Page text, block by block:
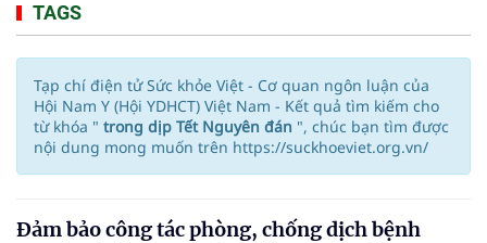
TAGS
Tạp chí điện tử Sức khỏe Việt - Cơ quan ngôn luận của
Hội Nam Y (Hội YDHCT) Việt Nam - Kết quả tìm kiếm cho
từ khóa " trong dịp Tết Nguyên đán ", chúc bạn tìm được
nội dung mong muốn trên https://suckhoeviet.org.vn/
Đảm bảo công tác phòng, chống dịch bệnh